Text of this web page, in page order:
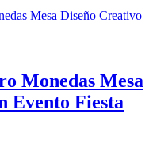
Monedas Mesa
Evento Fiesta